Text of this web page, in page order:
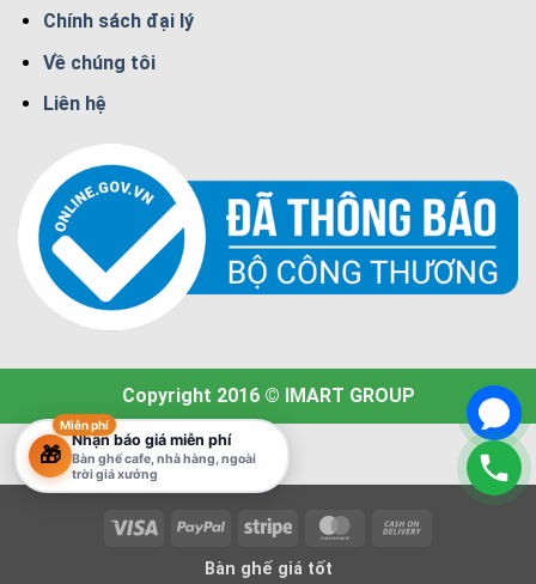
Chính sách đại lý
Về chúng tôi
Liên hệ
Copyright 2016 © IMART GROUP
Visa PayPal Stripe MasterCard
Bàn ghế giá tốt
Miễn phí
🎁
Nhận báo giá miễn phí
Bàn ghế cafe, nhà hàng, ngoài
trời giá xưởng